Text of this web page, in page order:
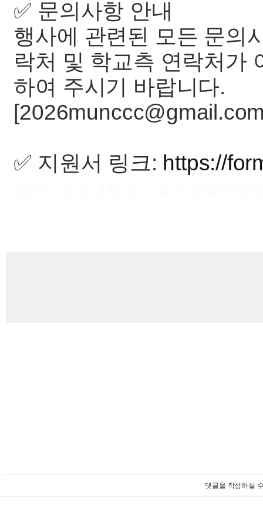
✅ 문의사항 안내
행사에 관련된 모든 문의
락처 및 학교측 연락처가
하여 주시기 바랍니다.
✅ 지원서 링크: https://
댓글을 작성하실